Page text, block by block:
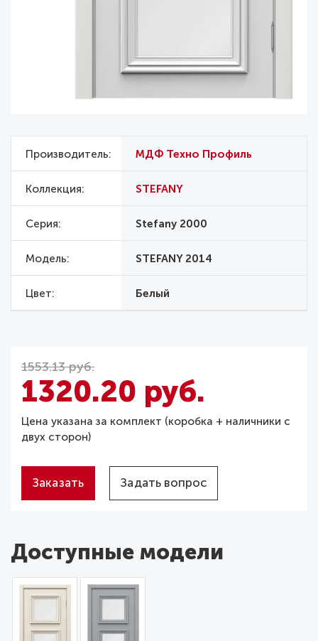
Производитель МДФ Техно Профиль
Коллекция STEFANY
Серия Stefany 2000
Модель STEFANY 2014
Цвет Белый
1553.13 руб.
1320.20 руб.
Цена указана за комплект (коробка + наличники с
двух сторон)
Заказать Задать вопрос
Доступные модели